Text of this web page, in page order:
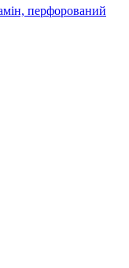
перфорований